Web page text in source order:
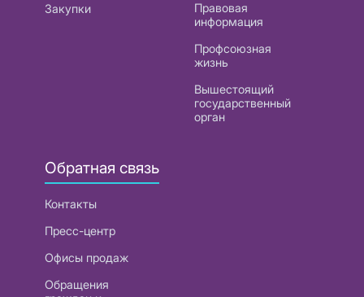
Закупки
Правовая
информация
Профсоюзная
жизнь
Вышестоящий
государственный
орган
Обратная связь
Контакты
Пресс-центр
Офисы продаж
Обращения